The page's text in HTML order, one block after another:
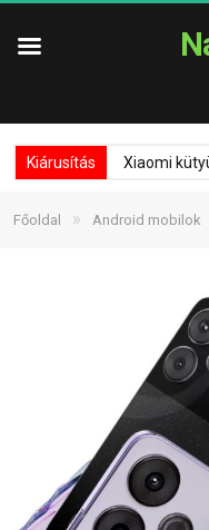
Kiárusítás Xiaomi
Főoldal » Android mobilok